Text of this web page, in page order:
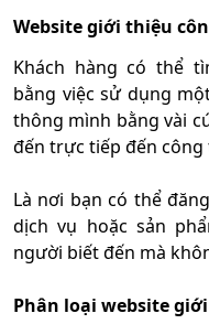
Website giới thiệu
Khách hàng có thể
bằng việc sử dụng
thông mình bằng vài
đến trực tiếp đến công
Là nơi bạn có thể
dịch vụ hoặc sản
người biết đến mà
Phân loại website